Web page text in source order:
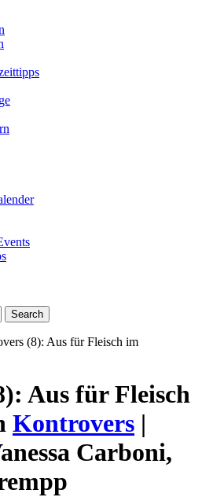
(8): Aus für Fleisch im
Aus für Fleisch
Kontrovers |
Carboni,